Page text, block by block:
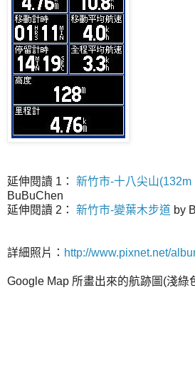
延伸閱讀 1： 新竹市-十八尖山
BuBuChen
延伸閱讀 2： 新竹市-變葉木步道 by
詳細照片： http://www.pixnet.net/
Google Map 所畫出來的航跡圖(淺綠